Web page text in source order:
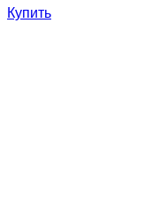
Купить